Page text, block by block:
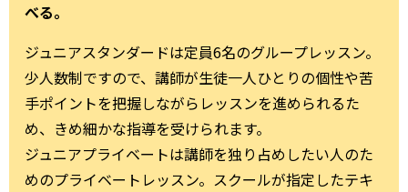
べる。
ジュニアスタンダードは定員6名のグループレッスン。
少人数制ですので、講師が生徒一人ひとりの個性や苦
手ポイントを把握しながらレッスンを進められるた
め、きめ細かな指導を受けられます。
ジュニアプライベートは講師を独り占めしたい人のた
めのプライベートレッスン。スクールが指定したテキ